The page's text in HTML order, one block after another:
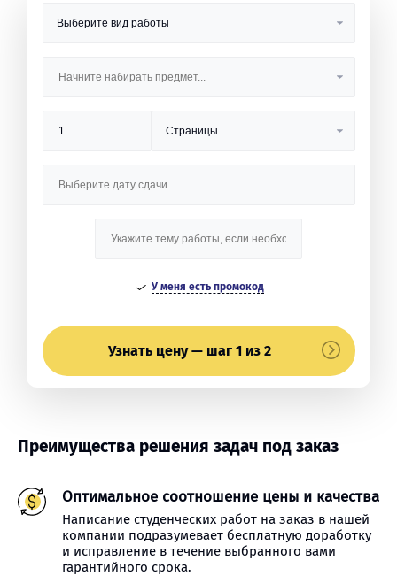
У меня есть промокод
Узнать цену — шаг 1 из 2
Преимущества решения задач под заказ
Оптимальное соотношение цены и качества
Написание студенческих работ на заказ в нашей
компании подразумевает бесплатную доработку
и исправление в течение выбранного вами
гарантийного срока.